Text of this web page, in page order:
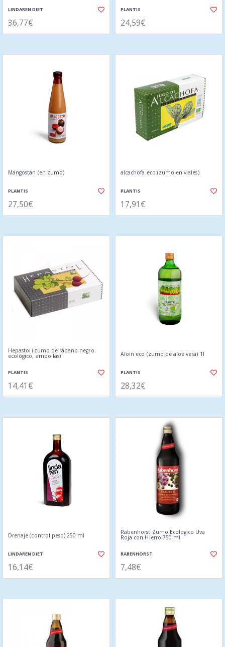
LINDAREN DIET
36,77€
PLANTIS
24,59€
Mangostan (en zumo)
PLANTIS
27,50€
alcachofa eco (zumo en viales)
PLANTIS
17,91€
Hepastol (zumo de rábano negro
ecológico, ampollas)
PLANTIS
14,41€
Aloin eco (zumo de aloe vera) 1l
PLANTIS
28,32€
Drenaje (control peso) 250 ml
LINDAREN DIET
16,14€
Rabenhorst Zumo Ecologico Uva
Roja con Hierro 750 ml
RABENHORST
7,48€